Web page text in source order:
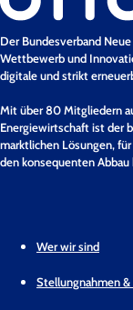
Der Bundesverband
Wettbewerb und
digitale und strikt
Mit über 80 Mitgliedern
Energiewirtschaft ist der
marktlichen Lösungen,
den konsequenten
Wer wir sind
Stellungnahmen